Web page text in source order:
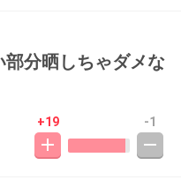
分晒しちゃダメな
+19 -1